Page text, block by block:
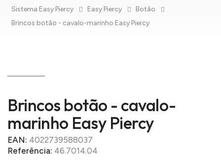
Sistema Easy Piercy
Easy Piercy
Botão
Brincos botão - cavalo-marinho Easy Piercy
Brincos botão - cavalo-
marinho Easy Piercy
EAN: 4022739588037
Referência: 46.7014.04